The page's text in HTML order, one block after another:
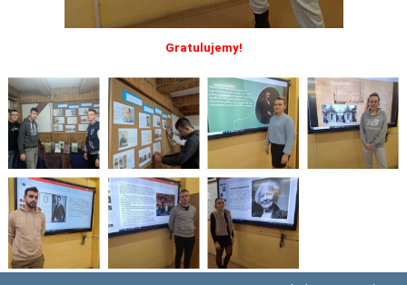
BIBLIOTEKA SZKOLNA - GODZINY OTWARCIA
LINK DO WYPOŻYCZEŃ ON-LINE - BIBLIOTEKA
HARMONOGRAM MATURY 2025
EGZAMIN POTWIERDZAJĄCY KWALIFIKACJE W ZAWODZIE CZERWIEC
2026
"WIĘCEJ PRAKTYKI" - 2019 - 2021
"SZKOLIMY ZAWODOWO W POWIECIE OLESKIM” - 2018-2020
LINKI DO PRZETARGÓW 2020 - 2022
Gratulujemy!